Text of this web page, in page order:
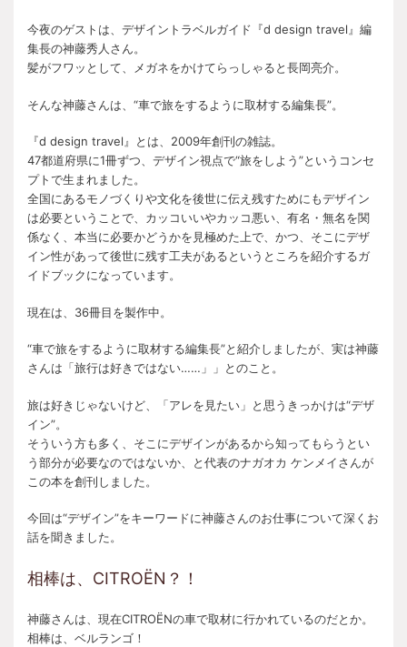
今夜のゲストは、デザイントラベルガイド『d design travel』編
集長の神藤秀人さん。
髪がフワッとして、メガネをかけてらっしゃると長岡亮介。
そんな神藤さんは、“車で旅をするように取材する編集長”。
『d design travel』とは、2009年創刊の雑誌。
47都道府県に1冊ずつ、デザイン視点で“旅をしよう”というコンセ
プトで生まれました。
全国にあるモノづくりや文化を後世に伝え残すためにもデザイン
は必要ということで、カッコいいやカッコ悪い、有名・無名を関
係なく、本当に必要かどうかを見極めた上で、かつ、そこにデザ
イン性があって後世に残す工夫があるというところを紹介するガ
イドブックになっています。
現在は、36冊目を製作中。
“車で旅をするように取材する編集長”と紹介しましたが、実は神藤
さんは「旅行は好きではない……」」とのこと。
旅は好きじゃないけど、「アレを見たい」と思うきっかけは“デザ
イン”。
そういう方も多く、そこにデザインがあるから知ってもらうとい
う部分が必要なのではないか、と代表のナガオカ ケンメイさんが
この本を創刊しました。
今回は“デザイン”をキーワードに神藤さんのお仕事について深くお
話を聞きました。
相棒は、CITROËN？！
神藤さんは、現在CITROËNの車で取材に行かれているのだとか。
相棒は、ベルランゴ！